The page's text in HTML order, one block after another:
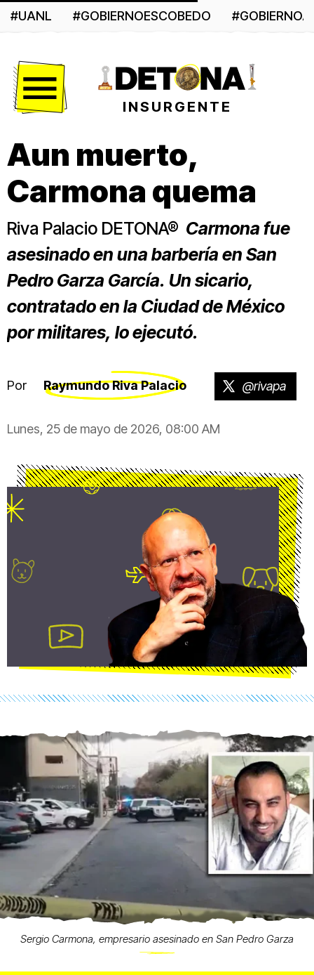
#UANL #GOBIERNOESCOBEDO
INSURGENTE
Aun muerto,
Carmona quema
Riva Palacio DETONA® Carmona fue
asesinado en una barbería en San
Pedro Garza García. Un sicario,
contratado en la Ciudad de México
por militares, lo ejecutó.
Por Raymundo Riva Palacio @rivapa
Lunes, 25 de mayo de 2026, 08:00 AM
Sergio Carmona, empresario asesinado en San Pedro Garza